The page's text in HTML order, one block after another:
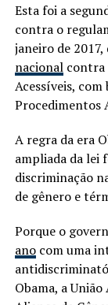
Esta foi a
contra o
janeiro de 2017,
nacionalcontra
Acessíveis, com
Procedimentos
A regra da era
ampliada da lei
discriminação
de gênero e
Porque o
anocom uma
Obama, a